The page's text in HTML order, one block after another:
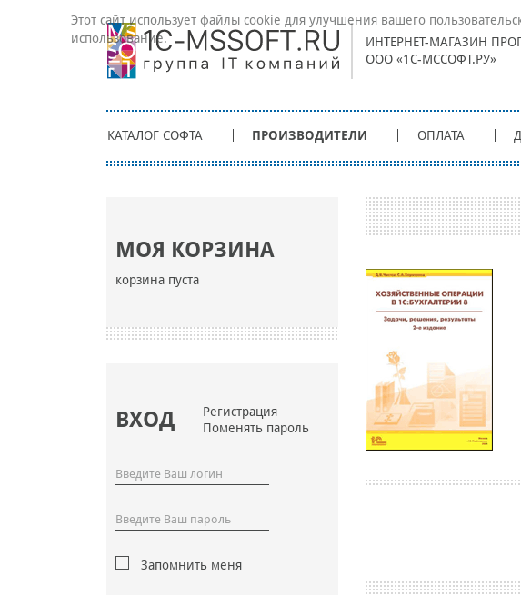
ИНТЕРНЕТ-МАГАЗИН
ООО «1С-МССОФТ.РУ»
КАТАЛОГ СОФТА ПРОИЗВОДИТЕЛИ ОПЛАТА
МОЯ КОРЗИНА
корзина пуста
ВХОД
Регистрация
Поменять пароль
Запомнить меня
Этот сайт использует файлы cookie для улучшения вашего
использование.